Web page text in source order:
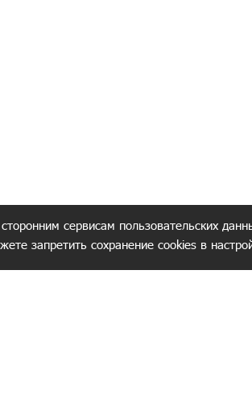
сервисам пользовательских
запретить сохранение cookies в